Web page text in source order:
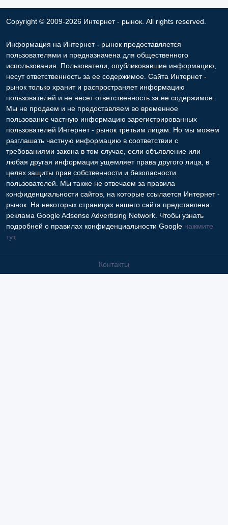
Copyright © 2009-2026 Интернет - рынок. All rights reserved.
Информация на Интернет - рынок предоставляется
пользователями и предназначена для общественного
использования. Пользователи, опубликовавшие информацию,
несут ответственность за ее содержимое. Сайта Интернет -
рынок только хранит и распространяет информацию
пользователей и не несет ответственность за ее содержимое.
Мы не продаем и не предоставляем во временное
пользование частную информацию зарегистрированных
пользователей Интернет - рынок третьим лицам. Но мы можем
разглашать частную информацию в соответствии с
требованиями закона в том случае, если объявление или
любая другая информация ущемляет права другого лица, в
целях защиты прав собственности и безопасности
пользователей. Мы также не отвечаем за правила
конфиденциальности сайтов, на которые ссылается Интернет -
рынок. На некоторых страницах нашего сайта представлена
реклама Google Adsense Advertising Network. Чтобы узнать
подробней о правилах конфиденциальности Google нажмите
тут.
Контакты